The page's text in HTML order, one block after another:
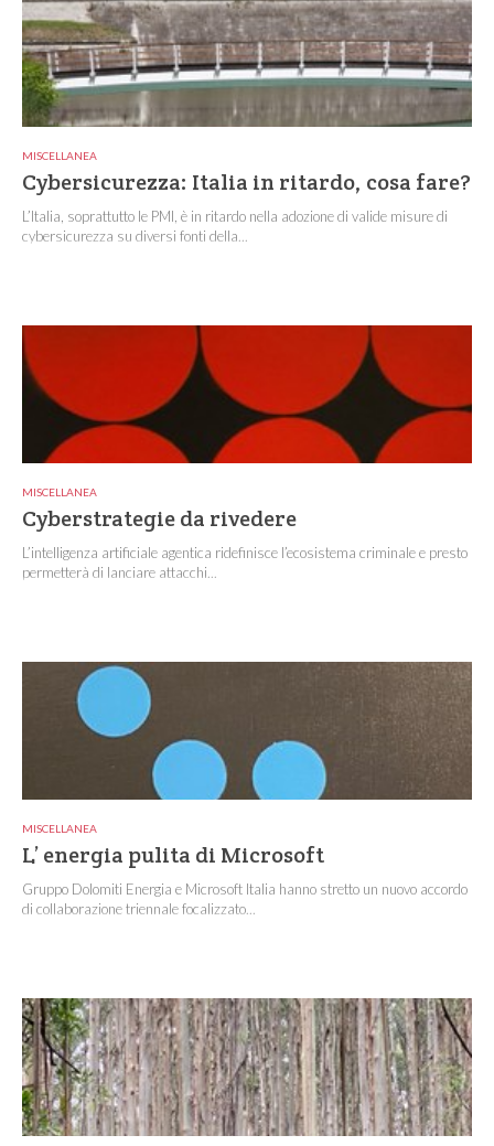
MISCELLANEA
Cybersicurezza: Italia in ritardo, cosa fare?
L’Italia, soprattutto le PMI, è in ritardo nella adozione di valide misure di
cybersicurezza su diversi fonti della...
MISCELLANEA
Cyberstrategie da rivedere
L’intelligenza artificiale agentica ridefinisce l’ecosistema criminale e presto
permetterà di lanciare attacchi...
MISCELLANEA
L’ energia pulita di Microsoft
Gruppo Dolomiti Energia e Microsoft Italia hanno stretto un nuovo accordo
di collaborazione triennale focalizzato...